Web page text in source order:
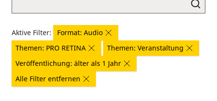
Aktive Filter:
Format: Audio
Themen: PRO RETINA
Themen: Veranstaltung
Veröffentlichung: älter als 1 Jahr
Alle Filter entfernen